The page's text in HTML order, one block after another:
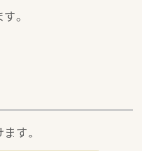
。
す。